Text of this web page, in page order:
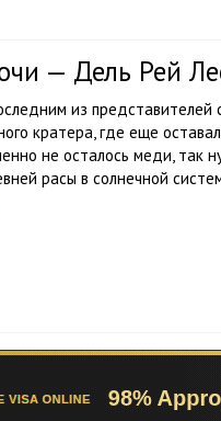
— Дель Рей
из
кратера, где еще
не осталось меди, так
расы в солнечной